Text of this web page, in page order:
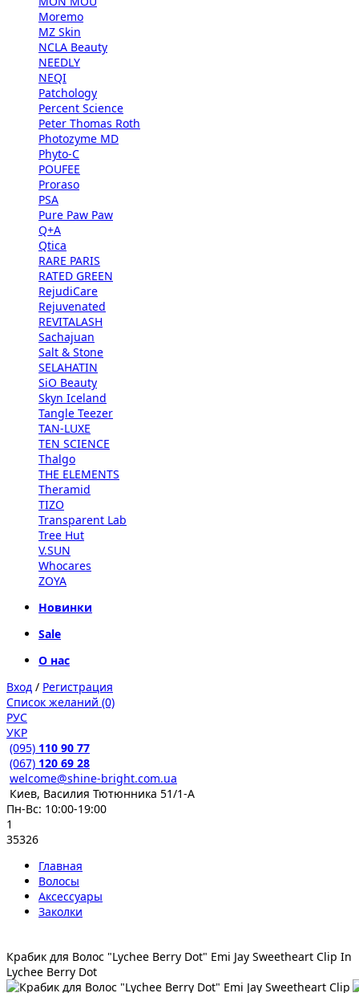
Moremo
MZ Skin
NCLA Beauty
NEEDLY
NEQI
Patchology
Percent Science
Peter Thomas Roth
Photozyme MD
Phyto-C
POUFEE
Proraso
PSA
Pure Paw Paw
Q+A
Qtica
RARE PARIS
RATED GREEN
RejudiCare
Rejuvenated
REVITALASH
Sachajuan
Salt & Stone
SELAHATIN
SiO Beauty
Skyn Iceland
Tangle Teezer
TAN-LUXE
TEN SCIENCE
Thalgo
THE ELEMENTS
Theramid
TIZO
Transparent Lab
Tree Hut
V.SUN
Whocares
ZOYA
Новинки
Sale
О нас
Вход / Регистрация
Список желаний (0)
РУС
УКР
(095) 110 90 77
(067) 120 69 28
welcome@shine-bright.com.ua
Киев, Василия Тютюнника 51/1-А
Пн-Вс: 10:00-19:00
1
35326
Главная
Волосы
Аксессуары
Заколки
Крабик для Волос "Lychee Berry Dot" Emi Jay Sweetheart Clip In
Lychee Berry Dot